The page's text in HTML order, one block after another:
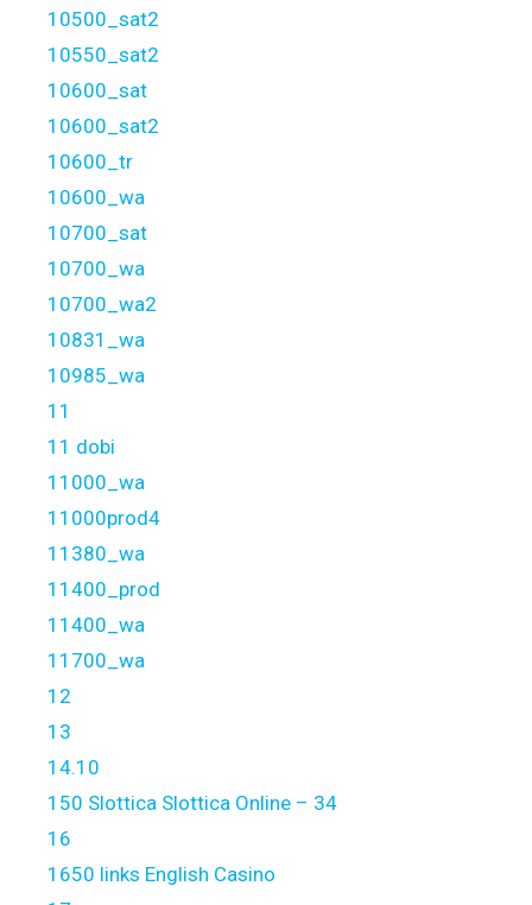
10500_sat2
10550_sat2
10600_sat
10600_sat2
10600_tr
10600_wa
10700_sat
10700_wa
10700_wa2
10831_wa
10985_wa
11
11 dobi
11000_wa
11000prod4
11380_wa
11400_prod
11400_wa
11700_wa
12
13
14.10
150 Slottica Slottica Online – 34
16
1650 links English Casino